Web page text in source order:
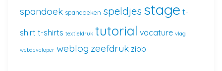
spandoek spandoeken speldjes stage t-
shirt t-shirts textieldruk tutorial vacature vlag
webdeveloper weblog zeefdruk zibb